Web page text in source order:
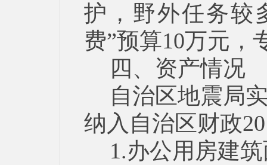
护，野外任务较
费”预算10万元，
四、资产情况
自治区地震局
纳入自治区财政
1.办公用房建